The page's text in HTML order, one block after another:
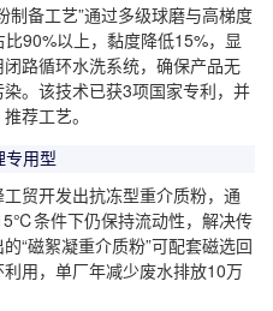
制备工艺”通过多级球磨与高梯度
90%以上，黏度降低15%，显
路循环水洗系统，确保产品无
。该技术已获3项国家专利，并
荐工艺。
专用型
贸开发出抗冻型重介质粉，通
条件下仍保持流动性，解决传
“磁絮凝重介质粉”可配套磁选回
用，单厂年减少废水排放10万